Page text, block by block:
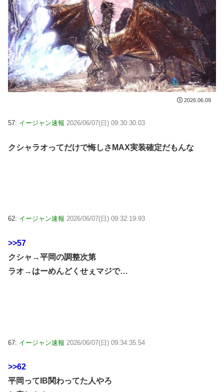
2026.06.09
57: イージャン速報 2026/06/07(日) 09:30:30.03
クシャラオってだけで悔しさMAX実装確定だもんな
62: イージャン速報 2026/06/07(日) 09:32:19.93
>>57
クシャ→平岡の調整次第
ラオ→はーめんどくせぇマジで…
67: イージャン速報 2026/06/07(日) 09:34:35.54
>>62
平岡ってIB関わってた人やろ